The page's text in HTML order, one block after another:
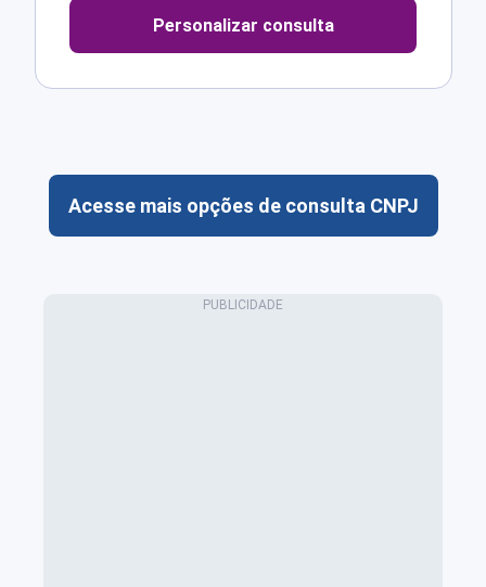
Personalizar consulta
Acesse mais opções de consulta CNPJ